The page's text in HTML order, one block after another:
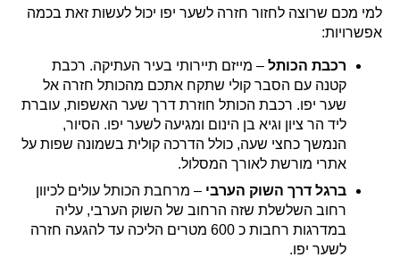
למי מכם שרוצה לחזור חזרה לשער יפו יכול לעשות זאת בכמה
אפשרויות:
רכבת הכותל – מייזם תיירותי בעיר העתיקה. רכבת
קטנה עם הסבר קולי שתקח אתכם מהכותל חזרה אל
שער יפו. רכבת הכותל חוזרת דרך שער האשפות, עוברת
ליד הר ציון וגיא בן הינום ומגיעה לשער יפו. הסיור,
הנמשך כחצי שעה, כולל הדרכה קולית בשמונה שפות על
אתרי מורשת לאורך המסלול.
ברגל דרך השוק הערבי – מרחבת הכותל עולים לכיוון
רחוב השלשלת שזה הרחוב של השוק הערבי, עליה
במדרגות רחבות כ 600 מטרים הליכה עד להגעה חזרה
לשער יפו.